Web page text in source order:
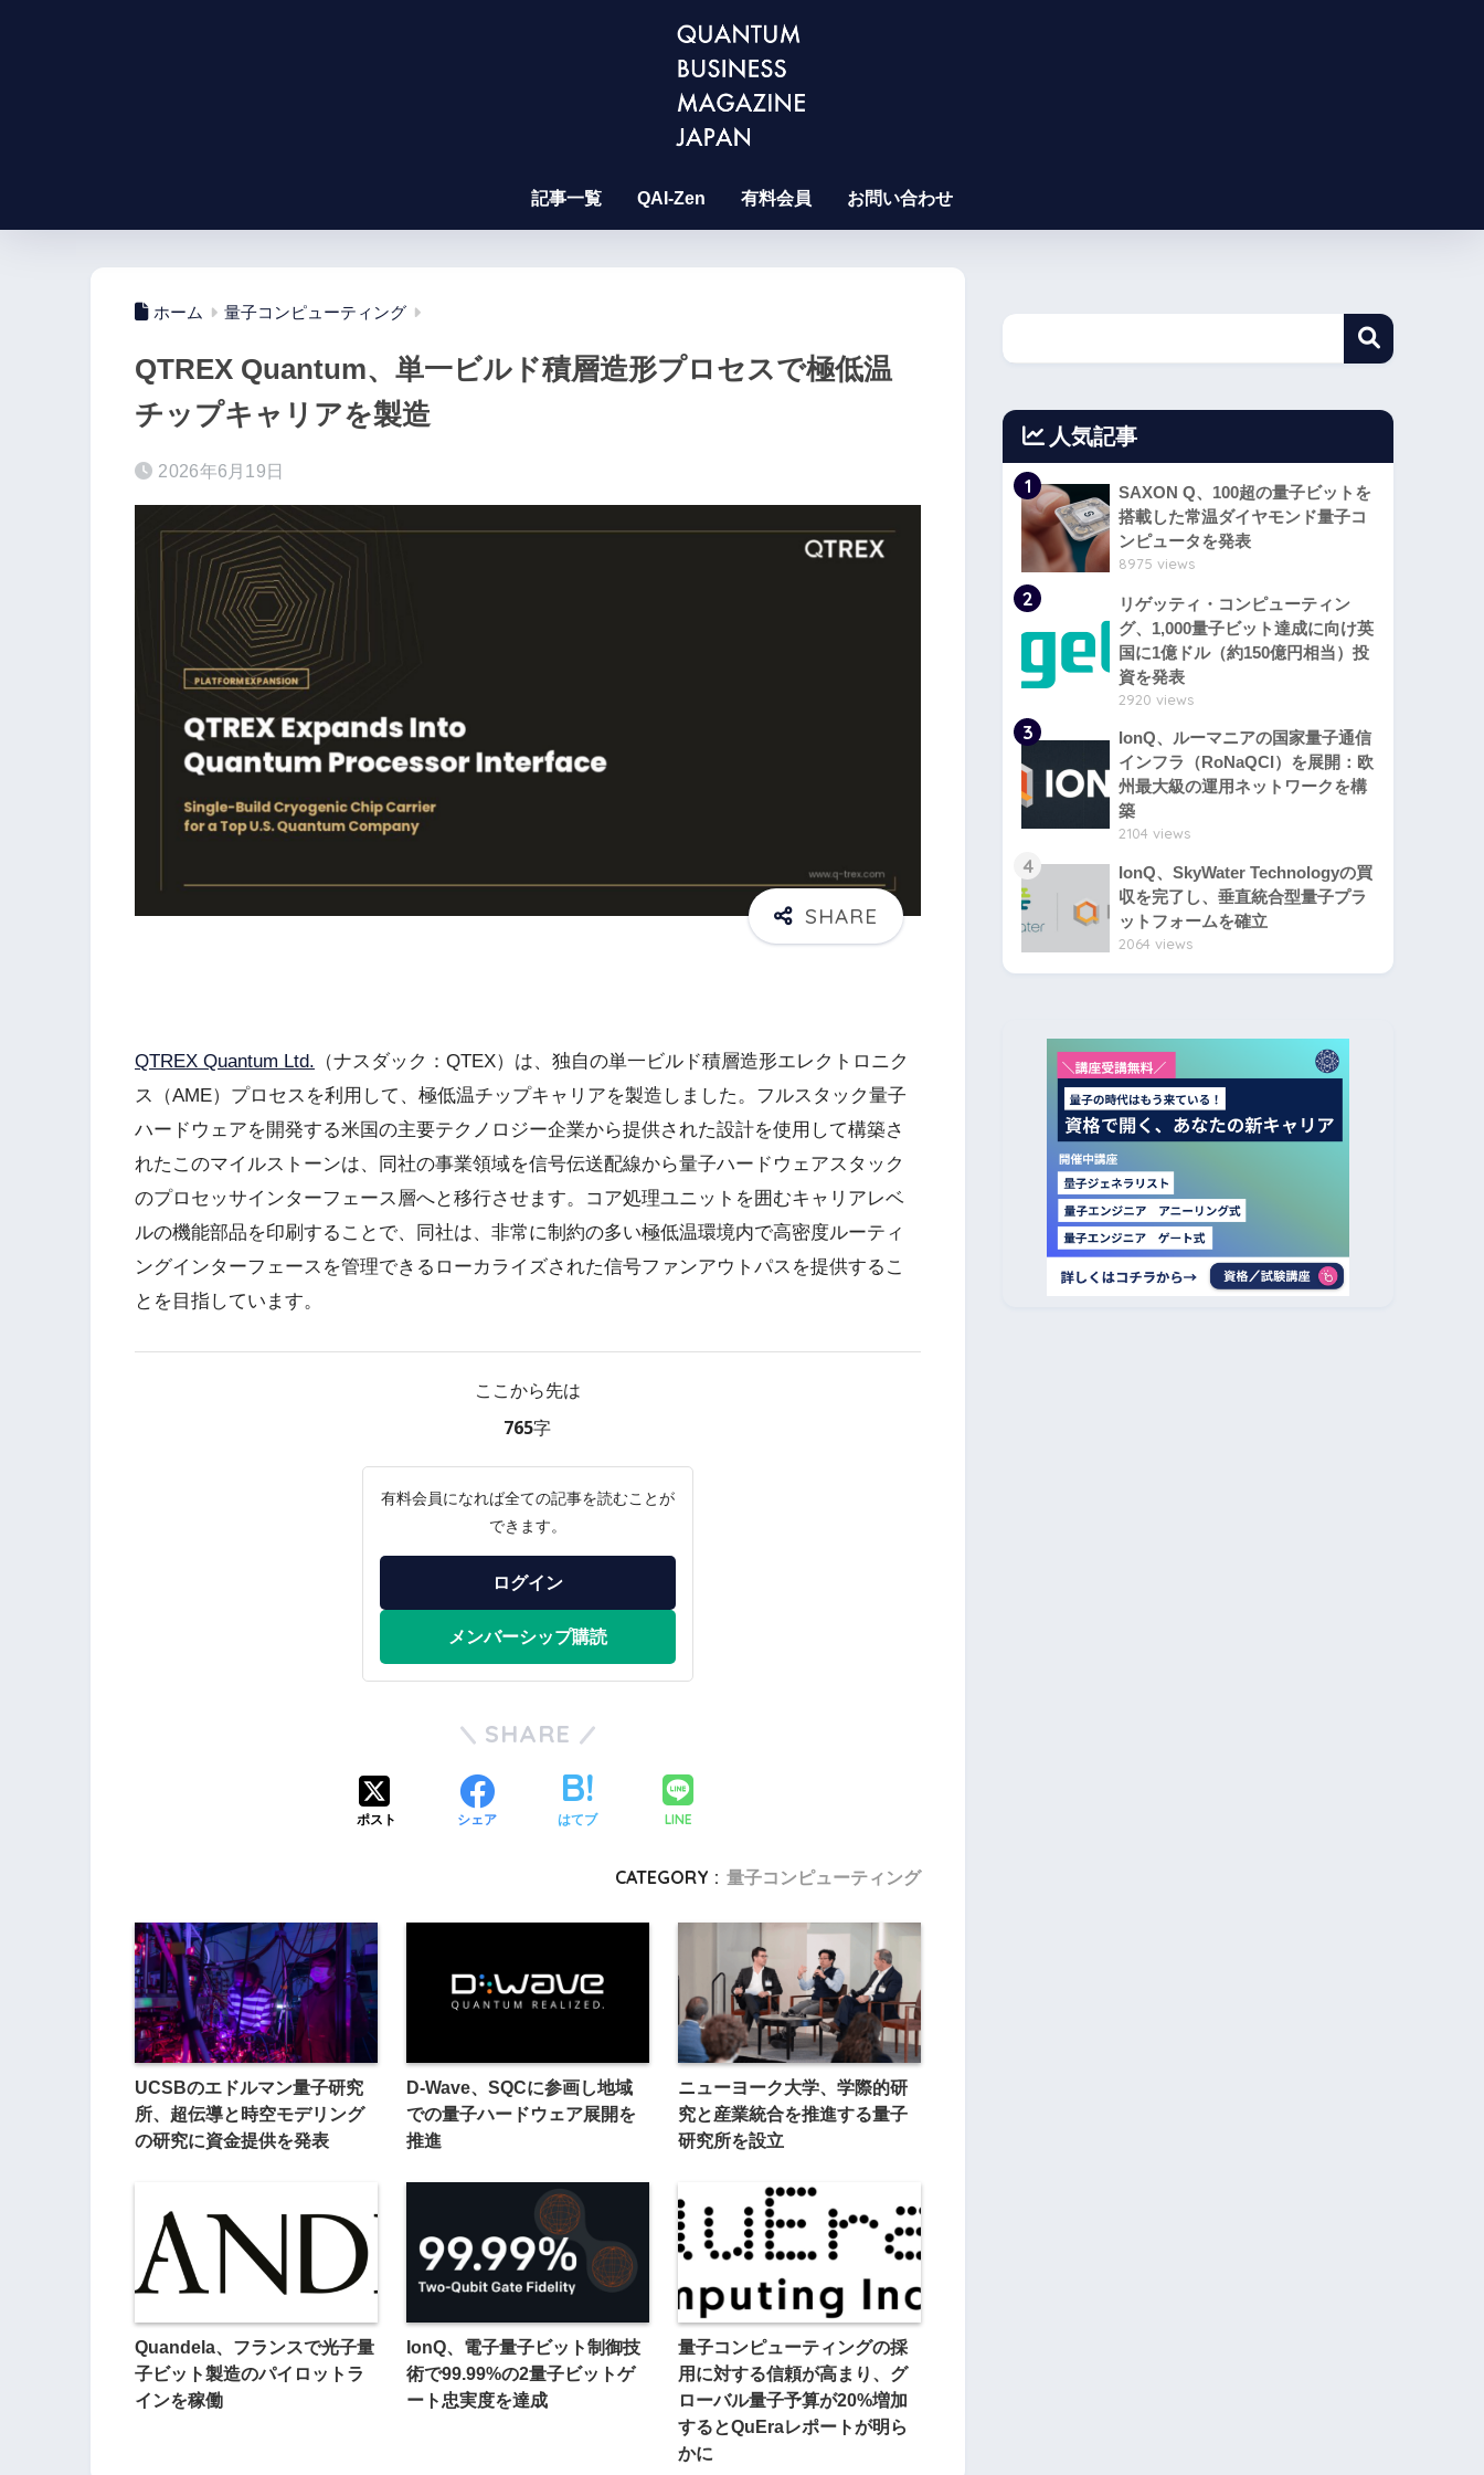
記事一覧 QAI-Zen 有料会員 お問い合わせ
ホーム 量子コンピューティング
QTREX Quantum、単一ビルド積層造形プロセスで極低温
チップキャリアを製造
2026年6月19日
QTREX Quantum Ltd. （ナスダック：QTEX）は、独自の単一ビルド積層造形エレクトロニク
ス（AME）プロセスを利用して、極低温チップキャリアを製造しました。フルスタック量子
ハードウェアを開発する米国の主要テクノロジー企業から提供された設計を使用して構築さ
れたこのマイルストーンは、同社の事業領域を信号伝送配線から量子ハードウェアスタック
のプロセッサインターフェース層へと移行させます。コア処理ユニットを囲むキャリアレベ
ルの機能部品を印刷することで、同社は、非常に制約の多い極低温環境内で高密度ルーティ
ングインターフェースを管理できるローカライズされた信号ファンアウトパスを提供するこ
とを目指しています。
ここから先は
765字
有料会員になれば全ての記事を読むことが
できます。
ログイン
メンバーシップ購読
SHARE
ポスト シェア はてブ LINE
CATEGORY : 量子コンピューティング
UCSBのエドルマン量子研究
所、超伝導と時空モデリング
の研究に資金提供を発表
D-Wave、SQCに参画し地域
での量子ハードウェア展開を
推進
ニューヨーク大学、学際的研
究と産業統合を推進する量子
研究所を設立
Quandela、フランスで光子量
子ビット製造のパイロットラ
インを稼働
IonQ、電子量子ビット制御技
術で99.99%の2量子ビットゲ
ート忠実度を達成
量子コンピューティングの採
用に対する信頼が高まり、グ
ローバル量子予算が20%増加
するとQuEraレポートが明ら
かに
人気記事
1
SAXON Q、100超の量子ビットを
搭載した常温ダイヤモンド量子コ
ンピュータを発表
8975 views
2
リゲッティ・コンピューティン
グ、1,000量子ビット達成に向け英
国に1億ドル（約150億円相当）投
資を発表
2920 views
3
IonQ、ルーマニアの国家量子通信
インフラ（RoNaQCI）を展開：欧
州最大級の運用ネットワークを構
築
2104 views
4
IonQ、SkyWater Technologyの買
収を完了し、垂直統合型量子プラ
ットフォームを確立
2064 views